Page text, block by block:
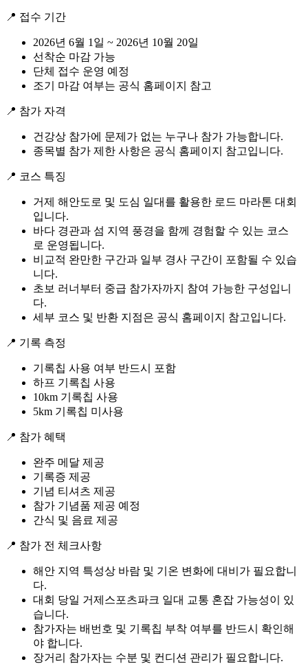
📍 접수 기간
2026년 6월 1일 ~ 2026년 10월 20일
선착순 마감 가능
단체 접수 운영 예정
조기 마감 여부는 공식 홈페이지 참고
📍 참가 자격
건강상 참가에 문제가 없는 누구나 참가 가능합니다.
종목별 참가 제한 사항은 공식 홈페이지 참고입니다.
📍 코스 특징
거제 해안도로 및 도심 일대를 활용한 로드 마라톤 대회
입니다.
바다 경관과 섬 지역 풍경을 함께 경험할 수 있는 코스
로 운영됩니다.
비교적 완만한 구간과 일부 경사 구간이 포함될 수 있습
니다.
초보 러너부터 중급 참가자까지 참여 가능한 구성입니
다.
세부 코스 및 반환 지점은 공식 홈페이지 참고입니다.
📍 기록 측정
기록칩 사용 여부 반드시 포함
하프 기록칩 사용
10km 기록칩 사용
5km 기록칩 미사용
📍 참가 혜택
완주 메달 제공
기록증 제공
기념 티셔츠 제공
참가 기념품 제공 예정
간식 및 음료 제공
📍 참가 전 체크사항
해안 지역 특성상 바람 및 기온 변화에 대비가 필요합니
다.
대회 당일 거제스포츠파크 일대 교통 혼잡 가능성이 있
습니다.
참가자는 배번호 및 기록칩 부착 여부를 반드시 확인해
야 합니다.
장거리 참가자는 수분 및 컨디션 관리가 필요합니다.